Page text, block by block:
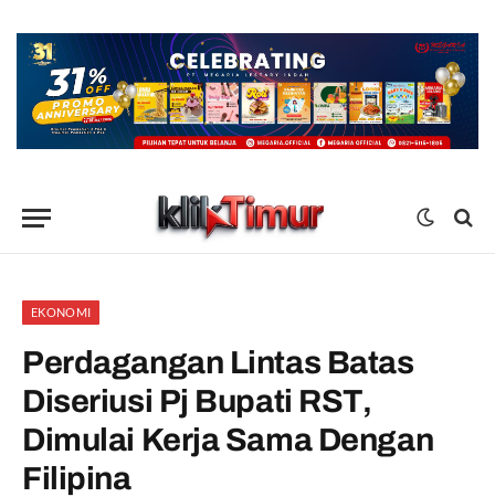
EKONOMI
Perdagangan Lintas Batas
Diseriusi Pj Bupati RST,
Dimulai Kerja Sama Dengan
Filipina